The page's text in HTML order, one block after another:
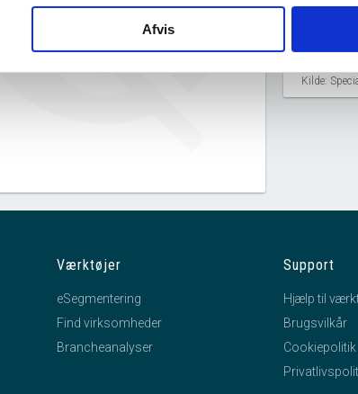
Afvis
Wollerup Stuk ApS har ingen
datterselskaber.
Kilde:
Værktøjer
eSegmentering
Find virksomheder
Brancheanalyser
Support
Hjælp til
Brugsvilkår
Cookiepolitik